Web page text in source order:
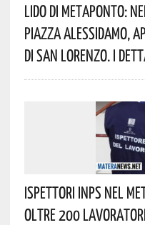
Lido Di Metaponto:
Piazza Alessidamo,
Di San Lorenzo. I
Ispettori INPS Nel
Oltre 200